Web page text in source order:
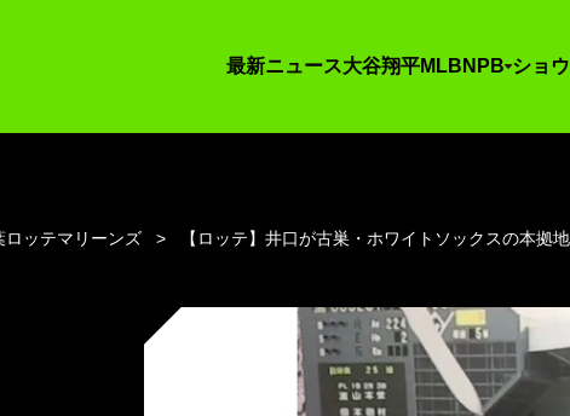
最新ニュース大谷翔平MLB NPB ショ
ロッテマリーンズ 【ロッテ】井口が古巣・ホワイトソックスの本拠